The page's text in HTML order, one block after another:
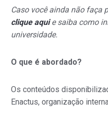
Caso você ainda não faça
clique aquie saiba como
universidade.
O que é abordado?
Os conteúdos
Enactus, organização